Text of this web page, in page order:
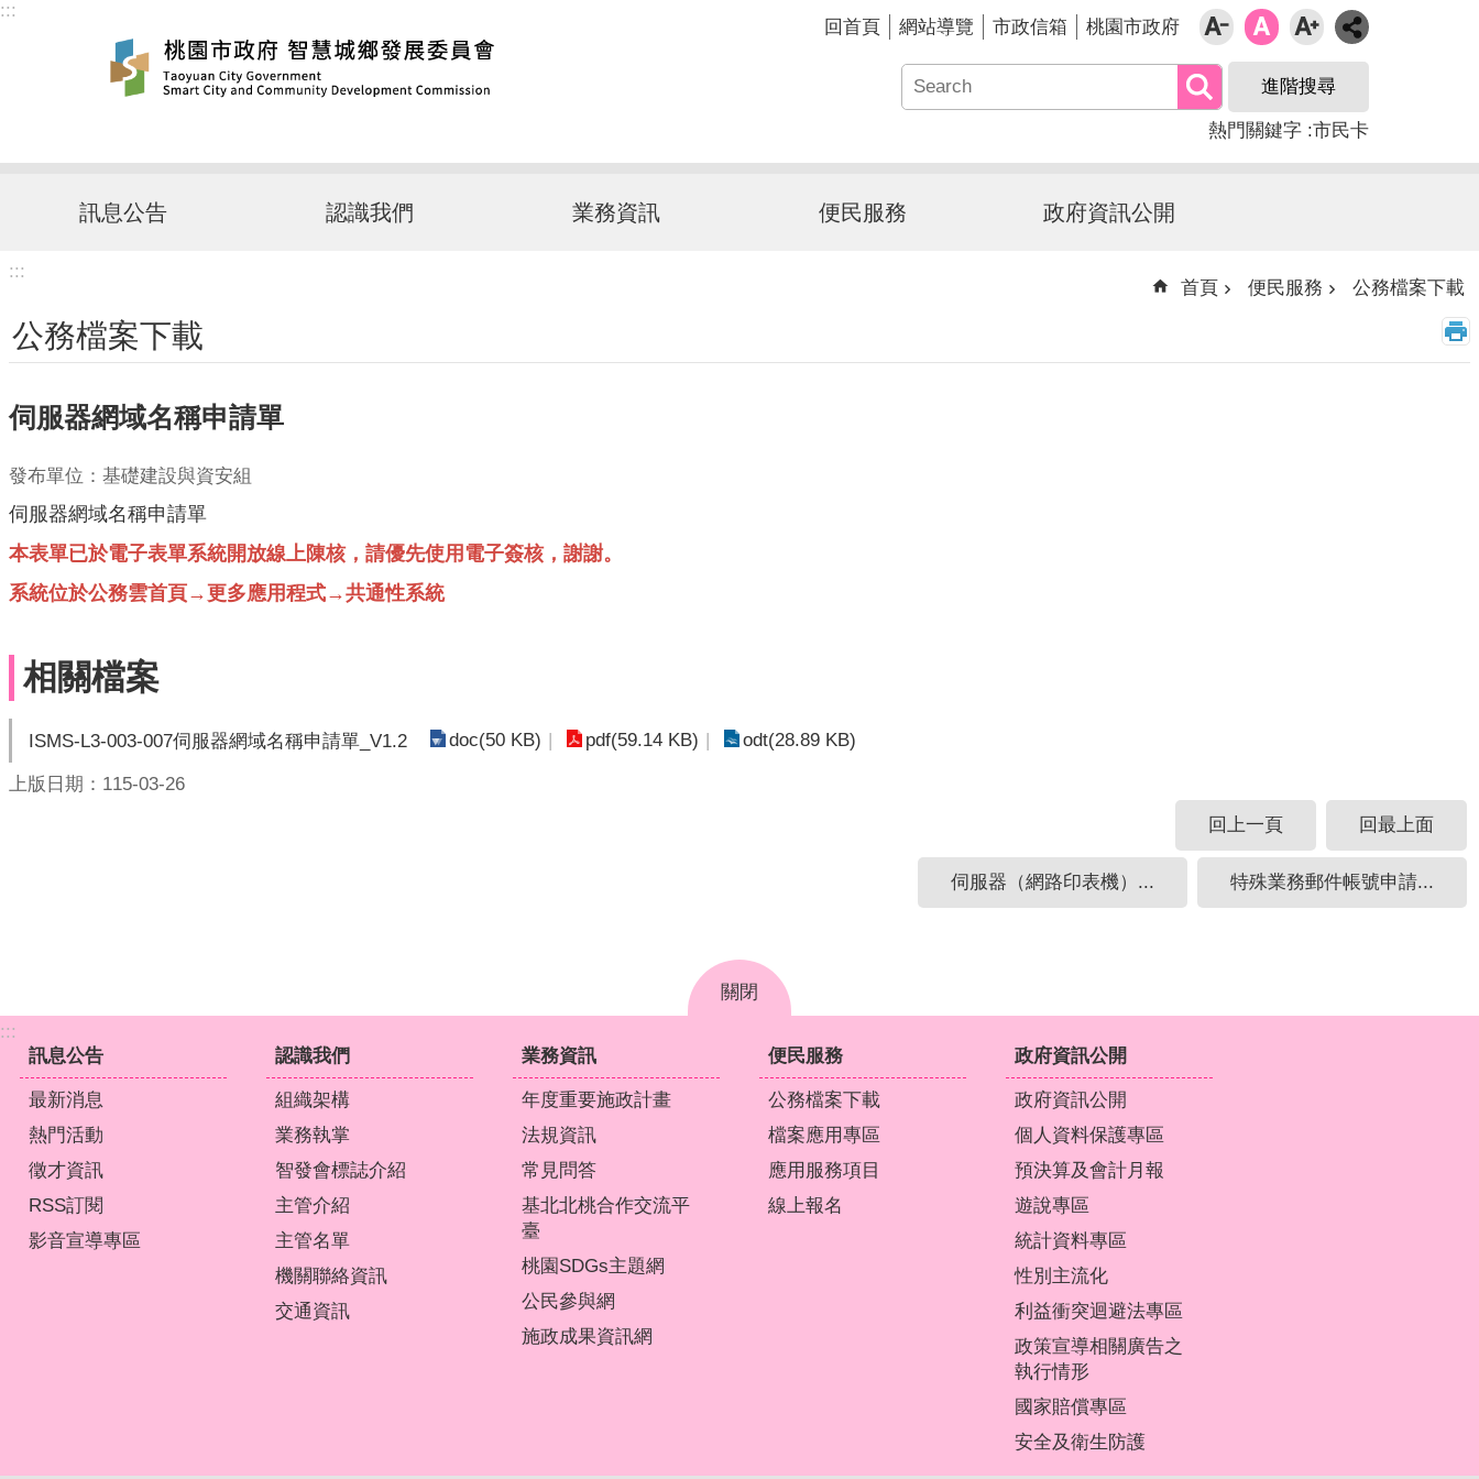
跳到主要內容區塊
:::
回首頁 網站導覽 市政信箱 桃園市政府
進階搜尋
熱門關鍵字 市民卡
訊息公告 認識我們 業務資訊 便民服務 政府資訊公開
:::
首頁 便民服務 公務檔案下載
公務檔案下載
伺服器網域名稱申請單
發布單位：基礎建設與資安組
伺服器網域名稱申請單
本表單已於電子表單系統開放線上陳核，請優先使用電子簽核，謝謝。
系統位於公務雲首頁→更多應用程式→共通性系統
相關檔案
ISMS-L3-003-007伺服器網域名稱申請單_V1.2 doc(50 KB) pdf(59.14 KB) odt(28.89 KB)
上版日期：115-03-26
回上一頁
回最上面
伺服器（網路印表機）... 特殊業務郵件帳號申請...
關閉
:::
訊息公告
最新消息
熱門活動
徵才資訊
RSS訂閱
影音宣導專區
認識我們
組織架構
業務執掌
智發會標誌介紹
主管介紹
主管名單
機關聯絡資訊
交通資訊
業務資訊
年度重要施政計畫
法規資訊
常見問答
基北北桃合作交流平
臺
桃園SDGs主題網
公民參與網
施政成果資訊網
便民服務
公務檔案下載
檔案應用專區
應用服務項目
線上報名
政府資訊公開
政府資訊公開
個人資料保護專區
預決算及會計月報
遊說專區
統計資料專區
性別主流化
利益衝突迴避法專區
政策宣導相關廣告之
執行情形
國家賠償專區
安全及衛生防護